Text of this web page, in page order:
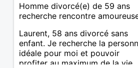
Homme divorcé(e) de 59 ans
recherche rencontre
Laurent, 58 ans divorcé sans
enfant. Je recherche la
idéale pour moi et pouvoir
profiter au maximum de la vie